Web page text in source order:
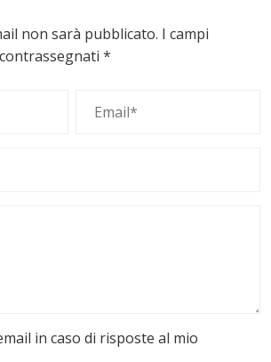
non sarà pubblicato. I campi
*
in caso di risposte al mio